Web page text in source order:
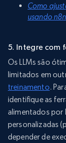
Como
usando n8n
5. Integre com
Os LLMs são
limitados em
treinamento.
identifique as
alimentados por
personalizadas
depender de